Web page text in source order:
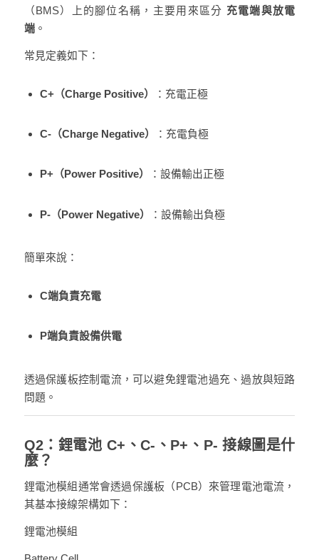
（BMS）上的腳位名稱，主要用來區分 充電端與放電
端。
常見定義如下：
C+（Charge Positive） ：充電正極
C-（Charge Negative） ：充電負極
P+（Power Positive） ：設備輸出正極
P-（Power Negative） ：設備輸出負極
簡單來說：
C端負責充電
P端負責設備供電
透過保護板控制電流，可以避免鋰電池過充、過放與短路
問題。
Q2：鋰電池 C+、C-、P+、P- 接線圖是什
麼？
鋰電池模組通常會透過保護板（PCB）來管理電池電流，
其基本接線架構如下：
鋰電池模組